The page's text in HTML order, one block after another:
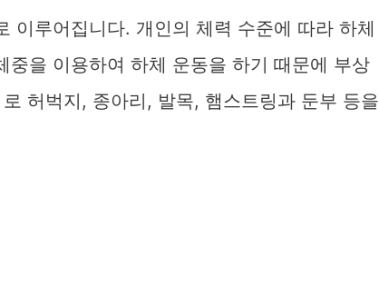
이루어집니다. 개인의 체력 수준에 따라 하체
을 이용하여 하체 운동을 하기 때문에 부상
허벅지, 종아리, 발목, 햄스트링과 둔부 등을